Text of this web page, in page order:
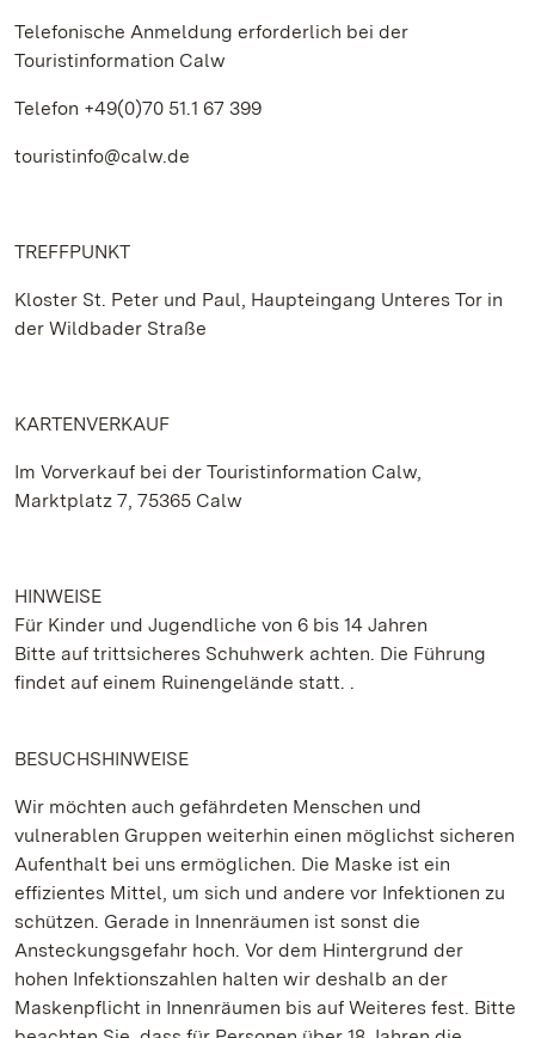
Telefonische Anmeldung erforderlich bei der
Touristinformation Calw
Telefon +49(0)70 51.1 67 399
touristinfo@calw.de
TREFFPUNKT
Kloster St. Peter und Paul, Haupteingang Unteres Tor in
der Wildbader Straße
KARTENVERKAUF
Im Vorverkauf bei der Touristinformation Calw,
Marktplatz 7, 75365 Calw
HINWEISE
Für Kinder und Jugendliche von 6 bis 14 Jahren
Bitte auf trittsicheres Schuhwerk achten. Die Führung
findet auf einem Ruinengelände statt. .
BESUCHSHINWEISE
Wir möchten auch gefährdeten Menschen und
vulnerablen Gruppen weiterhin einen möglichst sicheren
Aufenthalt bei uns ermöglichen. Die Maske ist ein
effizientes Mittel, um sich und andere vor Infektionen zu
schützen. Gerade in Innenräumen ist sonst die
Ansteckungsgefahr hoch. Vor dem Hintergrund der
hohen Infektionszahlen halten wir deshalb an der
Maskenpflicht in Innenräumen bis auf Weiteres fest. Bitte